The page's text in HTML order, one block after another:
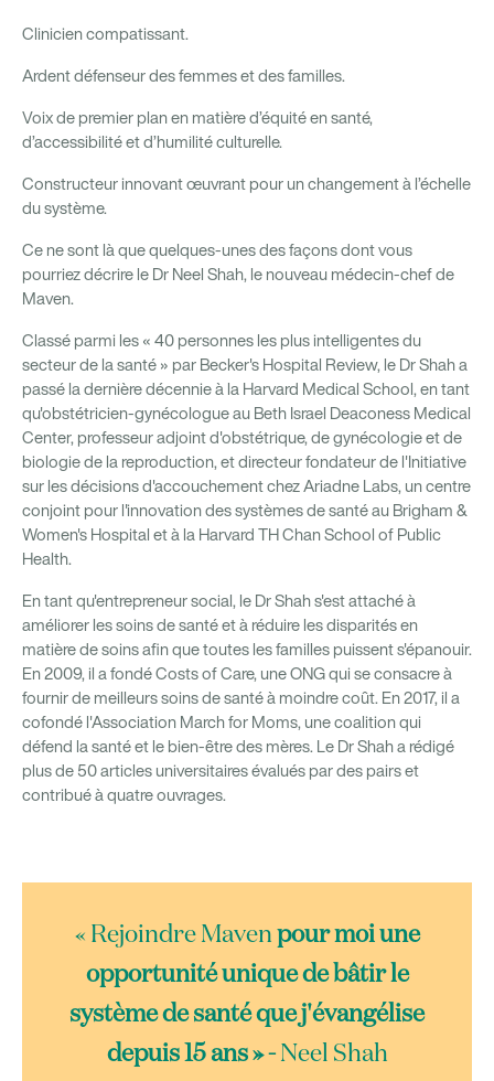
Clinicien compatissant.
Ardent défenseur des femmes et des familles.
Voix de premier plan en matière d’équité en santé,
d’accessibilité et d’humilité culturelle.
Constructeur innovant œuvrant pour un changement à l’échelle
du système.
Ce ne sont là que quelques-unes des façons dont vous
pourriez décrire le Dr Neel Shah, le nouveau médecin-chef de
Maven.
Classé parmi les « 40 personnes les plus intelligentes du
secteur de la santé » par Becker's Hospital Review, le Dr Shah a
passé la dernière décennie à la Harvard Medical School, en tant
qu'obstétricien-gynécologue au Beth Israel Deaconess Medical
Center, professeur adjoint d'obstétrique, de gynécologie et de
biologie de la reproduction, et directeur fondateur de l'Initiative
sur les décisions d'accouchement chez Ariadne Labs, un centre
conjoint pour l'innovation des systèmes de santé au Brigham &
Women's Hospital et à la Harvard TH Chan School of Public
Health.
En tant qu'entrepreneur social, le Dr Shah s'est attaché à
améliorer les soins de santé et à réduire les disparités en
matière de soins afin que toutes les familles puissent s'épanouir.
En 2009, il a fondé Costs of Care, une ONG qui se consacre à
fournir de meilleurs soins de santé à moindre coût. En 2017, il a
cofondé l'Association March for Moms, une coalition qui
défend la santé et le bien-être des mères. Le Dr Shah a rédigé
plus de 50 articles universitaires évalués par des pairs et
contribué à quatre ouvrages.
« Rejoindre Maven pour moi une
opportunité unique de bâtir le
système de santé que j'évangélise
depuis 15 ans » -Neel Shah